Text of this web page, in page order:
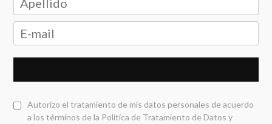
Autorizo el tratamiento de mis datos personales de acuerdo
a los términos de la Política de Tratamiento de Datos y